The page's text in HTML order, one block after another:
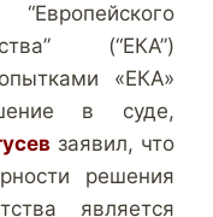
(“ЕКА”)
«ЕКА»
в суде,
заявил, что
решения
является